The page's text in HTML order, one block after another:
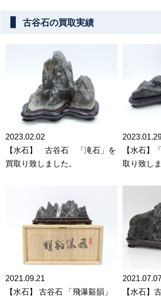
古谷石の買取実績
2023.02.02
【水石】 古谷石 「滝石」を
買取り致しました。
【水石】
取り致しま
2021.09.21
【水石】 古谷石 「飛瀑谿韻」
2021.07.07
【水石】